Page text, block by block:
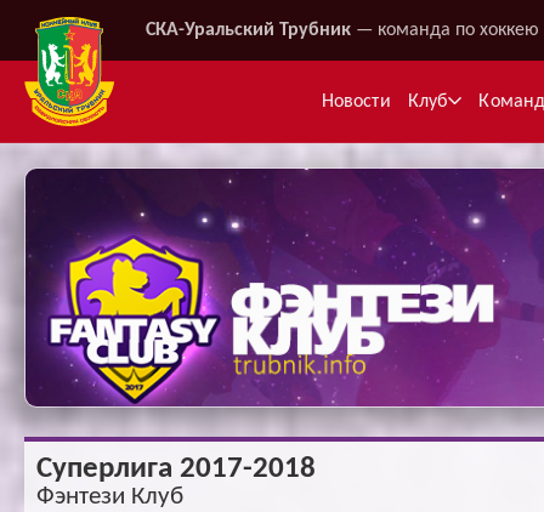
СКА-Уральский Трубник — команда по хоккею
Новости Клуб
Суперлига 2017-2018
Фэнтези Клуб